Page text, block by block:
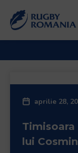
in
aprilie 28,
lui